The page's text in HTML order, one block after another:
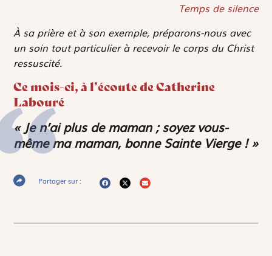
Temps de silence
À sa prière et à son exemple, préparons-nous avec
un soin tout particulier à recevoir le corps du Christ
ressuscité.
Ce mois-ci, à l’écoute de Catherine
Labouré
« Je n’ai plus de maman ; soyez vous-
même ma maman, bonne Sainte Vierge ! »
Partager sur :